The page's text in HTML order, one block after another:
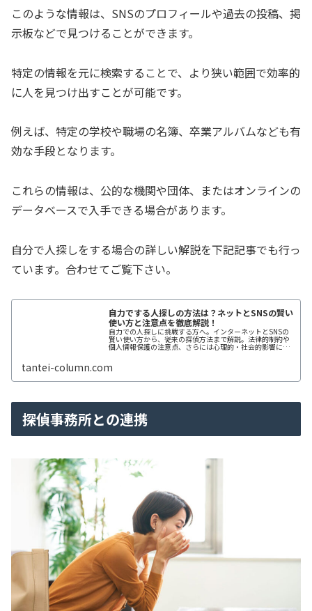
このような情報は、SNSのプロフィールや過去の投稿、掲
示板などで見つけることができます。
特定の情報を元に検索することで、より狭い範囲で効率的
に人を見つけ出すことが可能です。
例えば、特定の学校や職場の名簿、卒業アルバムなども有
効な手段となります。
これらの情報は、公的な機関や団体、またはオンラインの
データベースで入手できる場合があります。
自分で人探しをする場合の詳しい解説を下記記事でも行っ
ています。合わせてご覧下さい。
自力でする人探しの方法は？ネットとSNSの賢い
使い方と注意点を徹底解説！
自力での人探しに挑戦する方へ。インターネットとSNSの
賢い使い方から、従来の探偵方法まで解説。法律的制約や
個人情報保護の注意点、さらには心理的・社会的影響につ
tantei-column.com
探偵事務所との連携